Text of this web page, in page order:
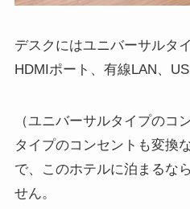
デスクにはユニバーサルタ
HDMIポート、有線LAN、
（ユニバーサルタイプのコ
タイプのコンセントも変換
で、このホテルに泊まるな
せん。